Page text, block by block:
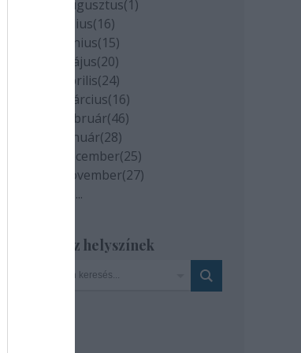
2020 augusztus(1)
2020 július(16)
2020 június(15)
2020 május(20)
2020 április(24)
2020 március(16)
2020 február(46)
2020 január(28)
2019 december(25)
2019 november(27)
...
Szinház helyszínek